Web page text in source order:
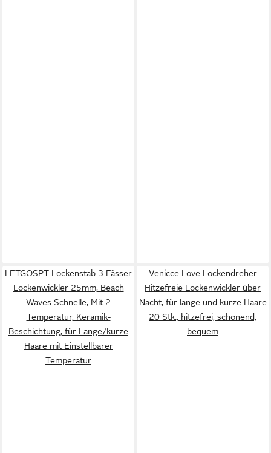
LETGOSPT Lockenstab 3 Fässer
Lockenwickler 25mm, Beach
Waves Schnelle, Mit 2
Temperatur, Keramik-
Beschichtung, für Lange/kurze
Haare mit Einstellbarer
Temperatur
Venicce Love Lockendreher
Hitzefreie Lockenwickler über
Nacht, für lange und kurze Haare
20 Stk., hitzefrei, schonend,
bequem